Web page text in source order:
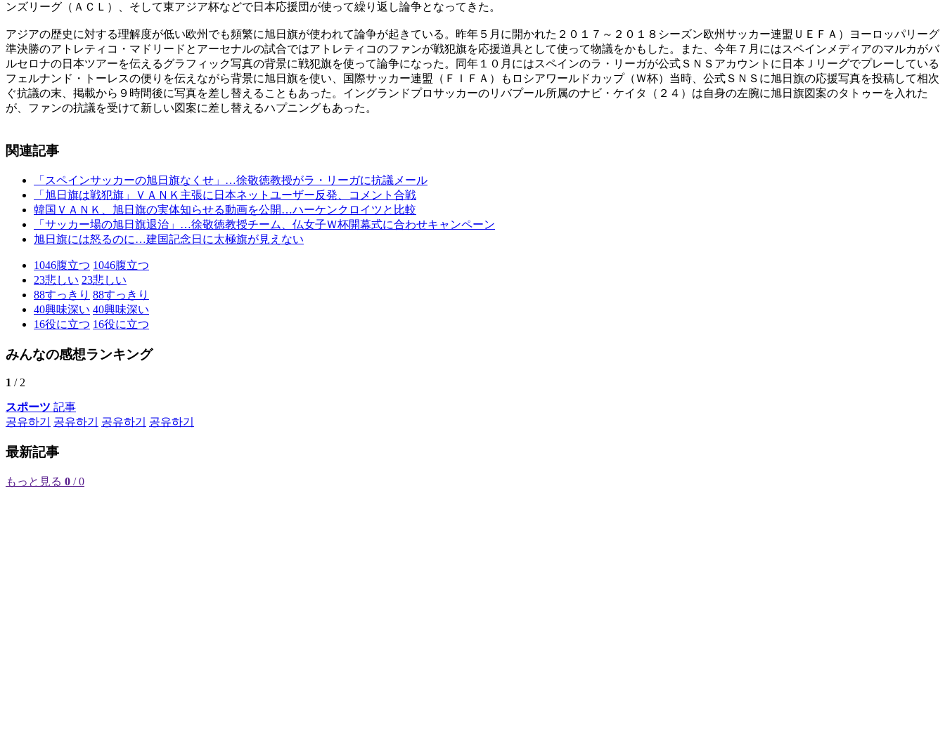
ンズリーグ（ＡＣＬ）、そして東アジア杯などで日本応援団が使って繰り返し論争となってきた。
アジアの歴史に対する理解度が低い欧州でも頻繁に旭日旗が使われて論争が起きている。昨年５月に開かれた２０１７～２０１８シーズン欧州サッカー連盟ＵＥＦＡ）ヨーロッパリーグ
準決勝のアトレティコ・マドリードとアーセナルの試合ではアトレティコのファンが戦犯旗を応援道具として使って物議をかもした。また、今年７月にはスペインメディアのマルカがバ
ルセロナの日本ツアーを伝えるグラフィック写真の背景に戦犯旗を使って論争になった。同年１０月にはスペインのラ・リーガが公式ＳＮＳアカウントに日本Ｊリーグでプレーしている
フェルナンド・トーレスの便りを伝えながら背景に旭日旗を使い、国際サッカー連盟（ＦＩＦＡ）もロシアワールドカップ（Ｗ杯）当時、公式ＳＮＳに旭日旗の応援写真を投稿して相次
ぐ抗議の末、掲載から９時間後に写真を差し替えることもあった。イングランドプロサッカーのリバプール所属のナビ・ケイタ（２４）は自身の左腕に旭日旗図案のタトゥーを入れた
が、ファンの抗議を受けて新しい図案に差し替えるハプニングもあった。
関連記事
「スペインサッカーの旭日旗なくせ」…徐敬徳教授がラ・リーガに抗議メール
「旭日旗は戦犯旗」ＶＡＮＫ主張に日本ネットユーザー反発、コメント合戦
韓国ＶＡＮＫ、旭日旗の実体知らせる動画を公開…ハーケンクロイツと比較
「サッカー場の旭日旗退治」…徐敬徳教授チーム、仏女子Ｗ杯開幕式に合わせキャンペーン
旭日旗には怒るのに…建国記念日に太極旗が見えない
1046腹立つ 1046腹立つ
23悲しい 23悲しい
88すっきり 88すっきり
40興味深い 40興味深い
16役に立つ 16役に立つ
みんなの感想ランキング
1 / 2
スポーツ 記事
공유하기
공유하기 공유하기 공유하기
最新記事
もっと見る 0 / 0